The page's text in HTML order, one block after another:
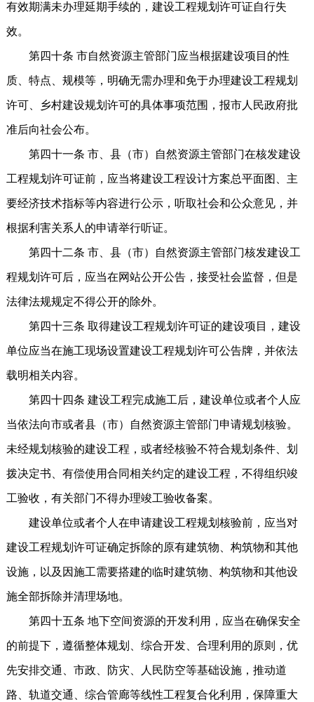
有效期满未办理延期手续的，建设工程规划许可证自行失
效。
第四十条 市自然资源主管部门应当根据建设项目的性
质、特点、规模等，明确无需办理和免于办理建设工程规划
许可、乡村建设规划许可的具体事项范围，报市人民政府批
准后向社会公布。
第四十一条 市、县（市）自然资源主管部门在核发建设
工程规划许可证前，应当将建设工程设计方案总平面图、主
要经济技术指标等内容进行公示，听取社会和公众意见，并
根据利害关系人的申请举行听证。
第四十二条 市、县（市）自然资源主管部门核发建设工
程规划许可后，应当在网站公开公告，接受社会监督，但是
法律法规规定不得公开的除外。
第四十三条 取得建设工程规划许可证的建设项目，建设
单位应当在施工现场设置建设工程规划许可公告牌，并依法
载明相关内容。
第四十四条 建设工程完成施工后，建设单位或者个人应
当依法向市或者县（市）自然资源主管部门申请规划核验。
未经规划核验的建设工程，或者经核验不符合规划条件、划
拨决定书、有偿使用合同相关约定的建设工程，不得组织竣
工验收，有关部门不得办理竣工验收备案。
建设单位或者个人在申请建设工程规划核验前，应当对
建设工程规划许可证确定拆除的原有建筑物、构筑物和其他
设施，以及因施工需要搭建的临时建筑物、构筑物和其他设
施全部拆除并清理场地。
第四十五条 地下空间资源的开发利用，应当在确保安全
的前提下，遵循整体规划、综合开发、合理利用的原则，优
先安排交通、市政、防灾、人民防空等基础设施，推动道
路、轨道交通、综合管廊等线性工程复合化利用，保障重大